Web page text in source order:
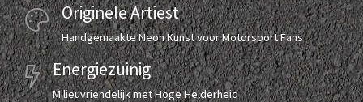
Originele Artiest
Handgemaakte Neon Kunst voor Motorsport Fans
Energiezuinig
Milieuvriendelijk met Hoge Helderheid